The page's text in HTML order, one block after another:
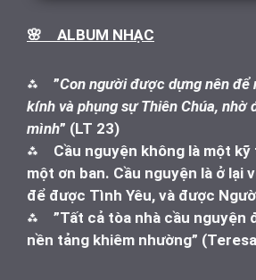
🌸 ALBUM NHẠC
⁂ ”Con người được dựng nên để
kính và phụng sự Thiên Chúa, nhờ
mình” (LT 23)
⁂ Cầu nguyện không là một
một ơn ban. Cầu nguyện là ở lại
để được Tình Yêu, và được
⁂ ”Tất cả tòa nhà cầu nguyện
nền tảng khiêm nhường”